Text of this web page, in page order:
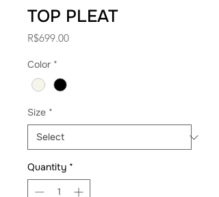
TOP PLEAT
R$699.00Price
Color *
Size *
Quantity *